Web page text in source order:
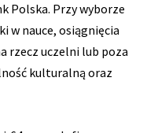
Polska. Przy wyborze
w nauce, osiągnięcia
rzecz uczelni lub poza
kulturalną oraz